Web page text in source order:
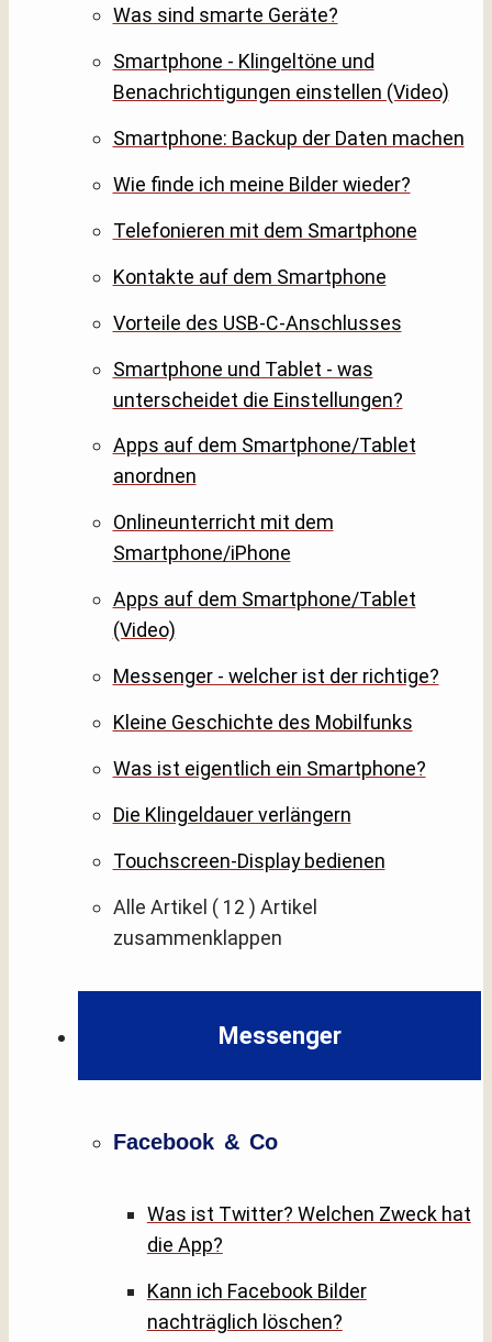
Was sind smarte Geräte?
Smartphone - Klingeltöne und
Benachrichtigungen einstellen (Video)
Smartphone: Backup der Daten machen
Wie finde ich meine Bilder wieder?
Telefonieren mit dem Smartphone
Kontakte auf dem Smartphone
Vorteile des USB-C-Anschlusses
Smartphone und Tablet - was
unterscheidet die Einstellungen?
Apps auf dem Smartphone/Tablet
anordnen
Onlineunterricht mit dem
Smartphone/iPhone
Apps auf dem Smartphone/Tablet
(Video)
Messenger - welcher ist der richtige?
Kleine Geschichte des Mobilfunks
Was ist eigentlich ein Smartphone?
Die Klingeldauer verlängern
Touchscreen-Display bedienen
Alle Artikel ( 12 ) Artikel
zusammenklappen
Messenger
Facebook & Co
Was ist Twitter? Welchen Zweck hat
die App?
Kann ich Facebook Bilder
nachträglich löschen?